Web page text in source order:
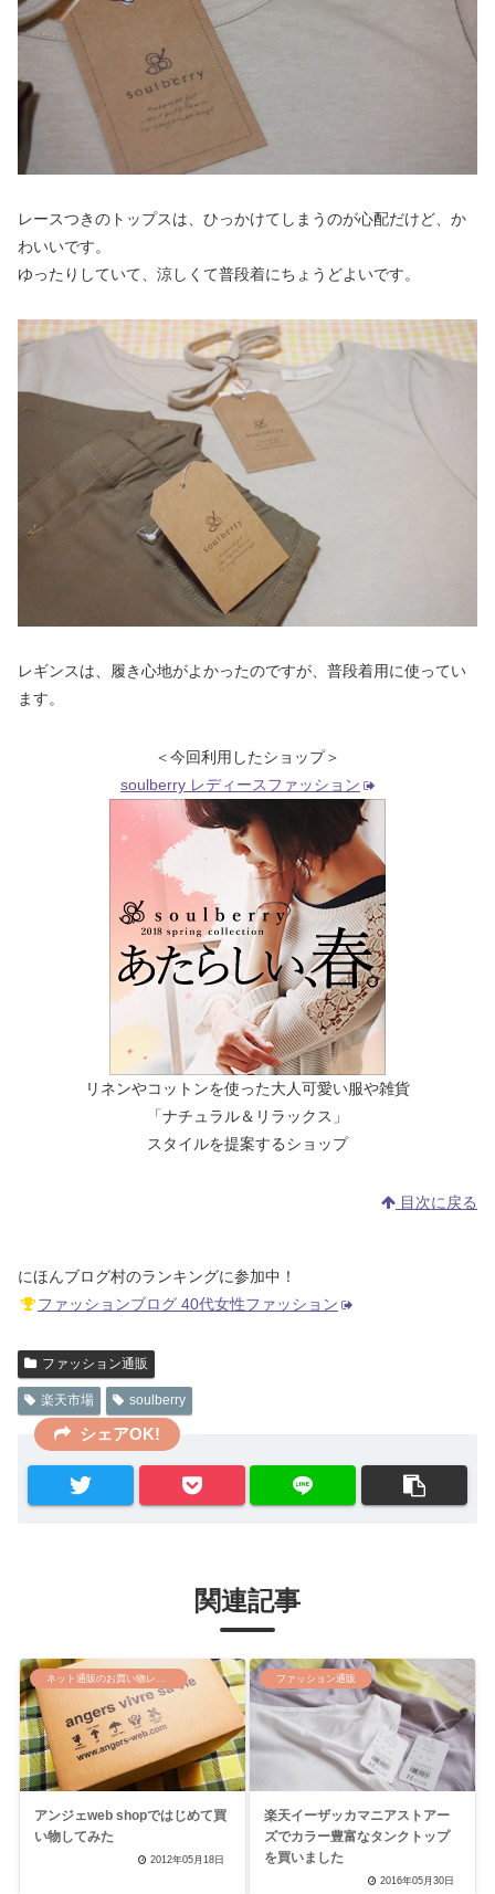
レースつきのトップスは、ひっかけてしまうのが心配だけど、か
わいいです。
ゆったりしていて、涼しくて普段着にちょうどよいです。
レギンスは、履き心地がよかったのですが、普段着用に使ってい
ます。
＜今回利用したショップ＞
soulberry レディースファッション
リネンやコットンを使った大人可愛い服や雑貨
「ナチュラル＆リラックス」
スタイルを提案するショップ
目次に戻る
にほんブログ村のランキングに参加中！
ファッションブログ 40代女性ファッション
ファッション通販
楽天市場 soulberry
シェアOK!
関連記事
ネット通販のお買い物レポート
アンジェweb shopではじめて買
い物してみた
2012年05月18日
ファッション通販
楽天イーザッカマニアストアー
ズでカラー豊富なタンクトップ
を買いました
2016年05月30日